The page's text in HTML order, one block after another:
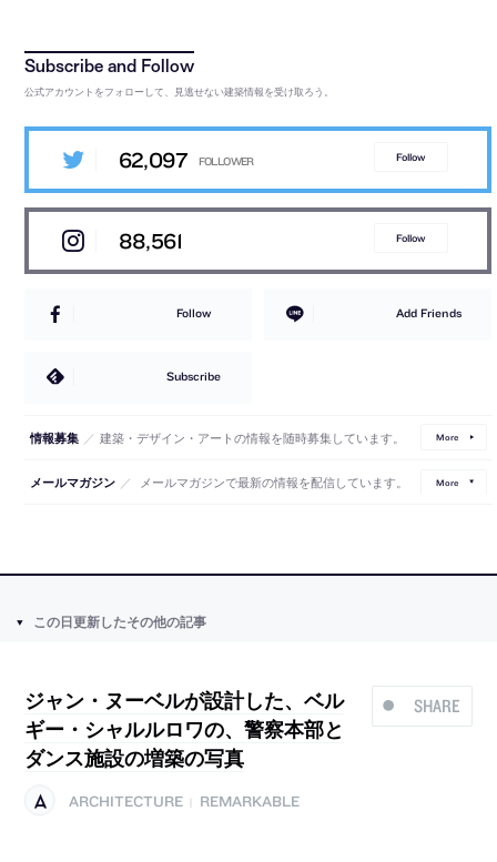
公式アカウントをフォローして、見逃せない建築情報を受け取ろう。
62,097 Follow
88,561 Follow
Follow Add Friends
Subscribe
情報募集 ／ 建築・デザイン・アートの情報を随時募集しています。 More
メールマガジン ／ メールマガジンで最新の情報を配信しています。 More
この日更新したその他の記事
SHARE
ジャン・ヌーベルが設計した、ベル
ギー・シャルルロワの、警察本部と
ダンス施設の増築の写真
ARCHITECTURE REMARKABLE